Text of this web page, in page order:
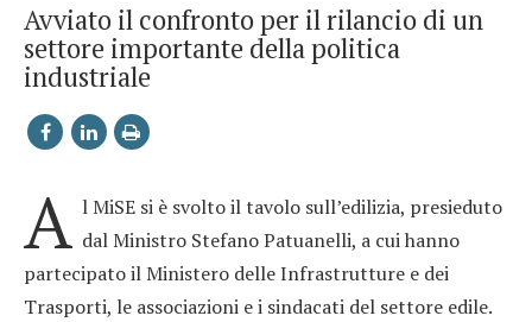
Avviato il confronto per il rilancio di un
settore importante della politica
industriale
A l MiSE si è svolto il tavolo sull’edilizia, presieduto
dal Ministro Stefano Patuanelli, a cui hanno
partecipato il Ministero delle Infrastrutture e dei
Trasporti, le associazioni e i sindacati del settore edile.